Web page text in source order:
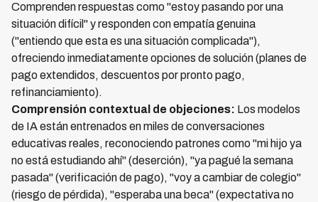
Comprenden respuestas como "estoy pasando por una
situación difícil" y responden con empatía genuina
("entiendo que esta es una situación complicada"),
ofreciendo inmediatamente opciones de solución (planes de
pago extendidos, descuentos por pronto pago,
refinanciamiento).
Comprensión contextual de objeciones: Los modelos
de IA están entrenados en miles de conversaciones
educativas reales, reconociendo patrones como "mi hijo ya
no está estudiando ahí" (deserción), "ya pagué la semana
pasada" (verificación de pago), "voy a cambiar de colegio"
(riesgo de pérdida), "esperaba una beca" (expectativa no